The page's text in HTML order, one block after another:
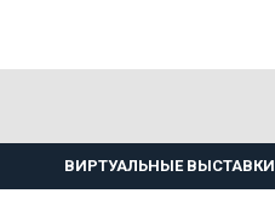
ВИРТУАЛЬНЫЕ ВЫСТАВКИ